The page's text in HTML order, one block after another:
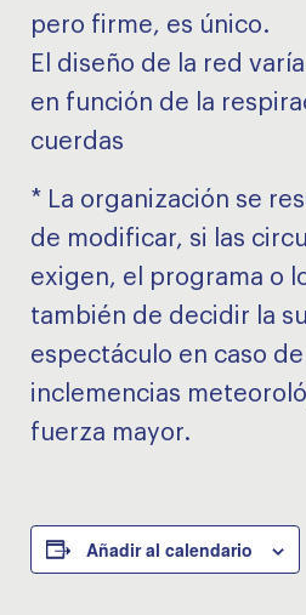
pero firme, es único.
El diseño de la red
en función de la
cuerdas
* La organización se
de modificar, si las
exigen, el programa o
también de decidir la
espectáculo en caso de
inclemencias
fuerza mayor.
Añadir al calendario